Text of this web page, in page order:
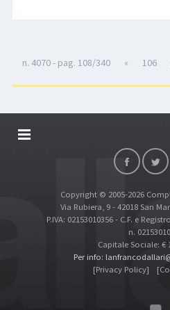
n. 4070 - pag. 108/340 « 106
DALLARIVOLLEY SOSTIENE
TOP RICERCHE
SITE MAP
Copyright © 2005-2026
Via Rubiera, 9 - 42018 San
P.IVA: 02153010356 - C.F. e
n.
Capitale Sociale: €
Per info:
[Privacy Policy]